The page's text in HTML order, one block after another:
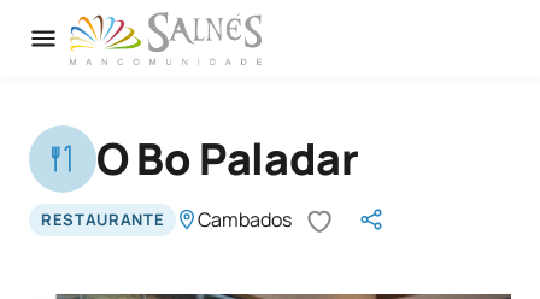
O Bo Paladar
RESTAURANTE Cambados